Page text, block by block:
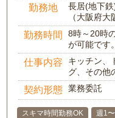
勤務地
長居(地下
（大阪府大
勤務時間
8時～20時
が可能です
仕事内容
キッチン、
グ、その他
契約形態 業務委託
スキマ時間勤務OK 週1